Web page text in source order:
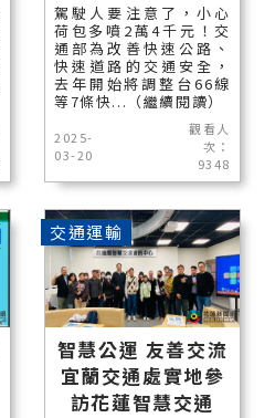
駕駛人要注意了，小心
荷包多噴2萬4千元！交
通部為改善快速公路、
快速道路的交通安全，
去年開始將調整台66線
等7條快...（繼續閱讀）
2025-
03-20
觀看人
次：
9348
智慧公運 友善交流
宜蘭交通處實地參
訪花蓮智慧交通
交通運輸